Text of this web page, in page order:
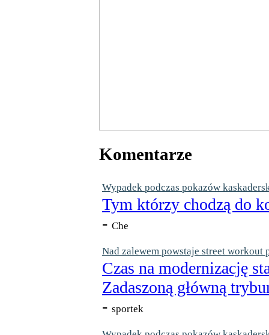
Komentarze
Wypadek podczas pokazów
Tym którzy chodzą do
- Che
Nad zalewem powstaje street workout
Czas na modernizację
Zadaszoną główną
- sportek